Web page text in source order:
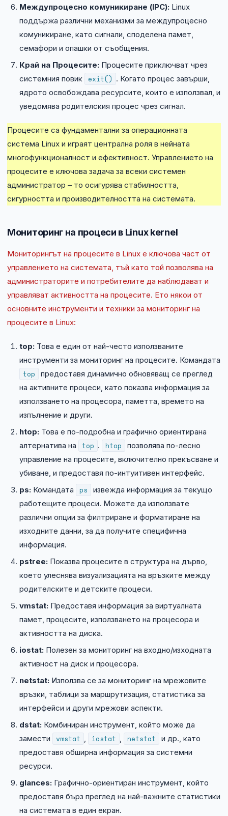
Междупроцесно комуникиране (IPC): Linux
поддържа различни механизми за междупроцесно
комуникиране, като сигнали, споделена памет,
семафори и опашки от съобщения.
Край на Процесите: Процесите приключват чрез
системния повик
exit() . Когато процес завърши,
ядрото освобождава ресурсите, които е използвал, и
уведомява родителския процес чрез сигнал.
Процесите са фундаментални за операционната
система Linux и играят централна роля в нейната
многофункционалност и ефективност. Управлението на
процесите е ключова задача за всеки системен
администратор – то осигурява стабилността,
сигурността и производителността на системата.
Мониторинг на процеси в Linux kernel
Мониторингът на процесите в Linux е ключова част от
управлението на системата, тъй като той позволява на
администраторите и потребителите да наблюдават и
управляват активността на процесите. Ето някои от
основните инструменти и техники за мониторинг на
процесите в Linux:
top: Това е един от най-често използваните
инструменти за мониторинг на процесите. Командата
top
предоставя динамично обновяващ се преглед
на активните процеси, като показва информация за
използването на процесора, паметта, времето на
изпълнение и други.
htop: Това е по-подробна и графично ориентирана
алтернатива на
top . htop
позволява по-лесно
управление на процесите, включително прекъсване и
убиване, и предоставя по-интуитивен интерфейс.
ps: Командата ps
извежда информация за текущо
работещите процеси. Можете да използвате
различни опции за филтриране и форматиране на
изходните данни, за да получите специфична
информация.
pstree: Показва процесите в структура на дърво,
което улеснява визуализацията на връзките между
родителските и детските процеси.
vmstat: Предоставя информация за виртуалната
памет, процесите, използването на процесора и
активността на диска.
iostat: Полезен за мониторинг на входно/изходната
активност на диск и процесора.
netstat: Използва се за мониторинг на мрежовите
връзки, таблици за маршрутизация, статистика за
интерфейси и други мрежови аспекти.
dstat: Комбиниран инструмент, който може да
замести
vmstat , iostat , netstat
и др., като
предоставя обширна информация за системни
ресурси.
glances: Графично-ориентиран инструмент, който
предоставя бърз преглед на най-важните статистики
на системата в един екран.